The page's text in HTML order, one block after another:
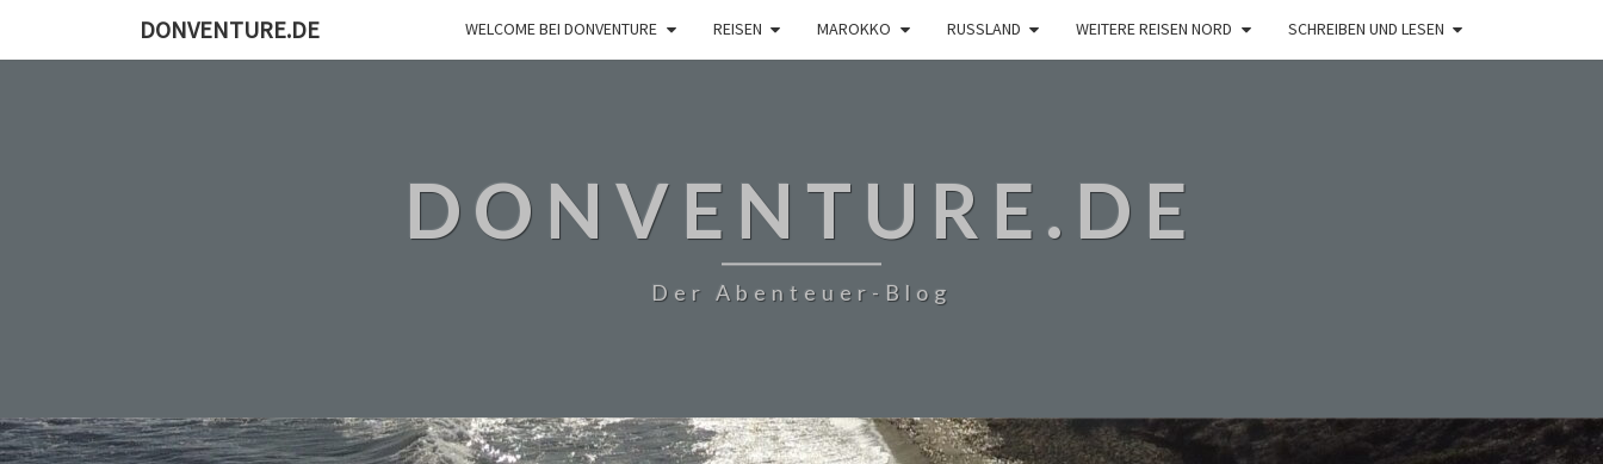
DONVENTURE.DE WELCOME BEI DONVENTURE REISEN MAROKKO RUSSLAND WEITERE REISEN NORD SCHREIBEN UND LESEN
DONVENTURE.DE
Der Abenteuer-Blog